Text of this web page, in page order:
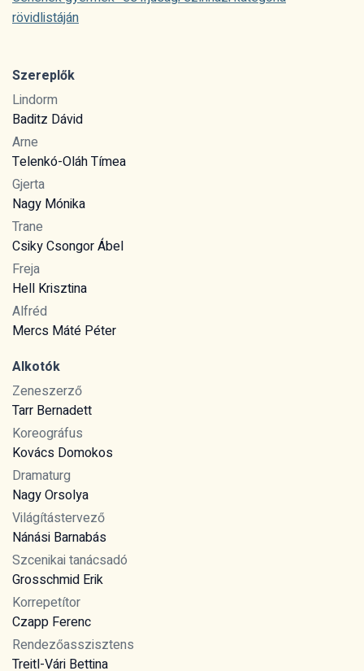
rövidlistáján
Szereplők
Lindorm
Baditz Dávid
Arne
Telenkó-Oláh Tímea
Gjerta
Nagy Mónika
Trane
Csiky Csongor Ábel
Freja
Hell Krisztina
Alfréd
Mercs Máté Péter
Alkotók
Zeneszerző
Tarr Bernadett
Koreográfus
Kovács Domokos
Dramaturg
Nagy Orsolya
Világítástervező
Nánási Barnabás
Szcenikai tanácsadó
Grosschmid Erik
Korrepetítor
Czapp Ferenc
Rendezőasszisztens
Treitl-Vári Bettina